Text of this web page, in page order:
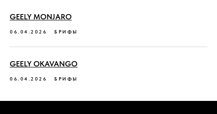
GEELY MONJARO
06.04.2026 БРИФЫ
GEELY OKAVANGO
06.04.2026 БРИФЫ